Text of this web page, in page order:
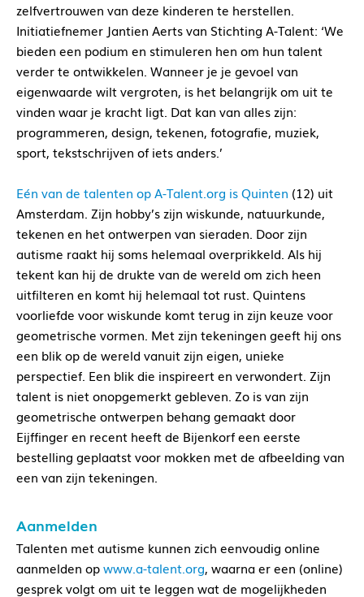
zelfvertrouwen van deze kinderen te herstellen.
Initiatiefnemer Jantien Aerts van Stichting A-Talent: ‘We
bieden een podium en stimuleren hen om hun talent
verder te ontwikkelen. Wanneer je je gevoel van
eigenwaarde wilt vergroten, is het belangrijk om uit te
vinden waar je kracht ligt. Dat kan van alles zijn:
programmeren, design, tekenen, fotografie, muziek,
sport, tekstschrijven of iets anders.’
Eén van de talenten op A-Talent.org is Quinten (12) uit
Amsterdam. Zijn hobby’s zijn wiskunde, natuurkunde,
tekenen en het ontwerpen van sieraden. Door zijn
autisme raakt hij soms helemaal overprikkeld. Als hij
tekent kan hij de drukte van de wereld om zich heen
uitfilteren en komt hij helemaal tot rust. Quintens
voorliefde voor wiskunde komt terug in zijn keuze voor
geometrische vormen. Met zijn tekeningen geeft hij ons
een blik op de wereld vanuit zijn eigen, unieke
perspectief. Een blik die inspireert en verwondert. Zijn
talent is niet onopgemerkt gebleven. Zo is van zijn
geometrische ontwerpen behang gemaakt door
Eijffinger en recent heeft de Bijenkorf een eerste
bestelling geplaatst voor mokken met de afbeelding van
een van zijn tekeningen.
Aanmelden
Talenten met autisme kunnen zich eenvoudig online
aanmelden opwww.a-talent.org, waarna er een (online)
gesprek volgt om uit te leggen wat de mogelijkheden